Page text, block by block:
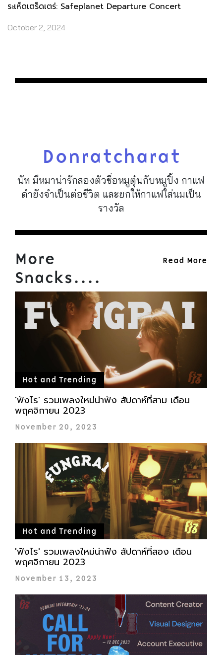
ระเห็ดเตร็ดเตร่: Safeplanet Departure Concert
October 2, 2024
Donratcharat
นัท มีหมาน่ารักสองตัวชื่อหมูตุ๋นกับหมูปิ้ง กาแฟ
ดำยังจำเป็นต่อชีวิต และยกให้กาแฟใส่นมเป็น
รางวัล
More
Snacks....
Read More
Hot and Trending
'ฟังไร' รวมเพลงใหม่น่าฟัง สัปดาห์ที่สาม เดือน
พฤศจิกายน 2023
November 20, 2023
Hot and Trending
'ฟังไร' รวมเพลงใหม่น่าฟัง สัปดาห์ที่สอง เดือน
พฤศจิกายน 2023
November 13, 2023